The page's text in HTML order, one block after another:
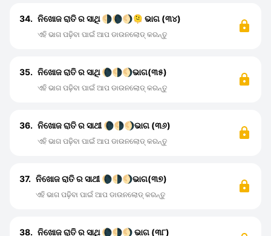
34. ନିଖୋଜ ରାତି ର ସାଥି 🌗🌘🌖🫠 ଭାଗ (୩୪)
ଏହି ଭାଗ ପଢ଼ିବା ପାଇଁ ଆପ ଡାଉନଲୋଡ୍ କରନ୍ତୁ
35. ନିଖୋଜ ରାତି ର ସାଥି 🌘🌗🌖ଭାଗ(୩୫)
ଏହି ଭାଗ ପଢ଼ିବା ପାଇଁ ଆପ ଡାଉନଲୋଡ୍ କରନ୍ତୁ
36. ନିଖୋଜ ରାତି ର ସାଥୀ 🌘🌗🌖ଭାଗ (୩୬)
ଏହି ଭାଗ ପଢ଼ିବା ପାଇଁ ଆପ ଡାଉନଲୋଡ୍ କରନ୍ତୁ
37. ନିଖୋଜ ରାତି ର ସାଥୀ 🌘🌗🌖ଭାଗ(୩୭)
ଏହି ଭାଗ ପଢ଼ିବା ପାଇଁ ଆପ ଡାଉନଲୋଡ୍ କରନ୍ତୁ
38. ନିଖୋଜ ରାତି ର ସାଥି 🌘🌗🌖 ଭାଗ (୩୮)